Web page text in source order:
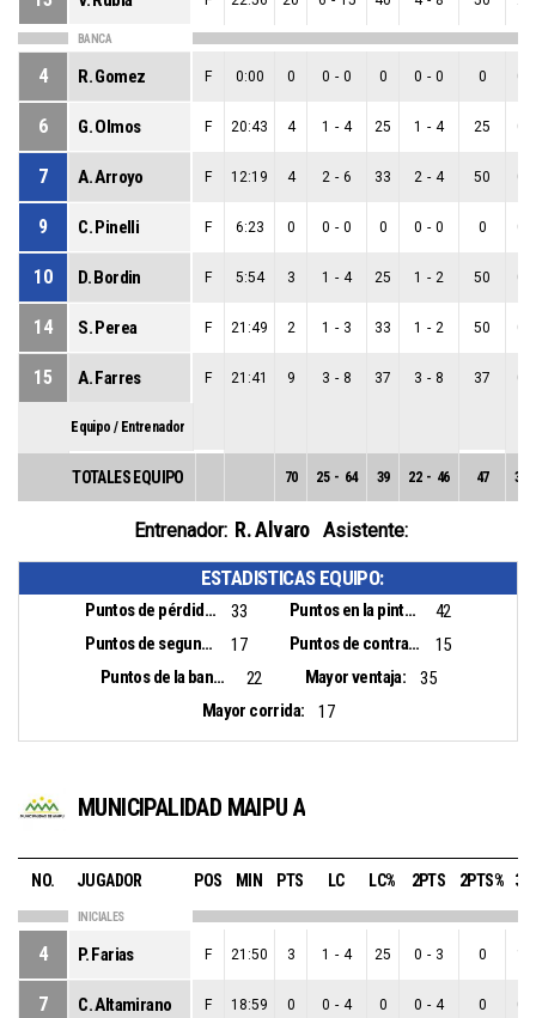
BANCA
4 R. Gomez F 0:00 0 0 - 0 0 0 - 0 0 0
6 G. Olmos F 20:43 4 1 - 4 25 1 - 4 25 0
7 A. Arroyo F 12:19 4 2 - 6 33 2 - 4 50 0
9 C. Pinelli F 6:23 0 0 - 0 0 0 - 0 0 0
10 D. Bordin F 5:54 3 1 - 4 25 1 - 2 50 0
14 S. Perea F 21:49 2 1 - 3 33 1 - 2 50 0
15 A. Farres F 21:41 9 3 - 8 37 3 - 8 37 0
Equipo / Entrenador
TOTALES EQUIPO 70 25 - 64 39 22 - 46 47 3
Entrenador: R. Alvaro Asistente:
ESTADISTICAS EQUIPO:
Puntos de pérdidas: 33 Puntos en la pintura:
42
Puntos de segunda oportunidad:
17 Puntos de contra ataque:
15
Puntos de la banca:
22 Mayor ventaja:
35
Mayor corrida:
17
MUNICIPALIDAD MAIPU A
NO. JUGADOR POS MIN PTS LC LC% 2PTS 2PTS%
INICIALES
4 P. Farias F 21:50 3 1 - 4 25 0 - 3 0 1
7 C. Altamirano F 18:59 0 0 - 4 0 0 - 4 0 0